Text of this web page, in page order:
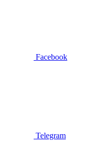
Facebook
Telegram